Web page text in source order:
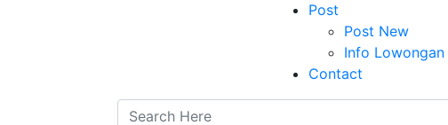
Post
Post New
Info Lowongan
Contact